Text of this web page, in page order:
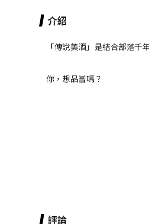
介紹
「傳說美酒」是結合部落
你，想品嘗嗎？
評論